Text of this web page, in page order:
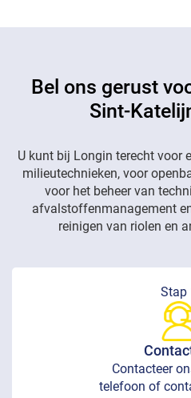
Bel ons gerust
Sint-
U kunt bij Longin terecht voor
milieutechnieken, voor
voor het beheer van
afvalstoffenmanagement
reinigen van riolen en
Stap
Contacteer
telefoon of